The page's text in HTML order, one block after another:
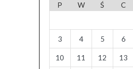
P W Ś C
3 4 5 6
10 11 12 13